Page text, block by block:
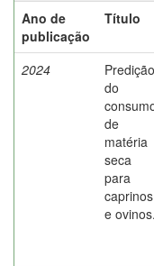
Ano de
publicação
Título
2024
Predição
do
de
matéria
seca
para
caprinos
e ovinos.